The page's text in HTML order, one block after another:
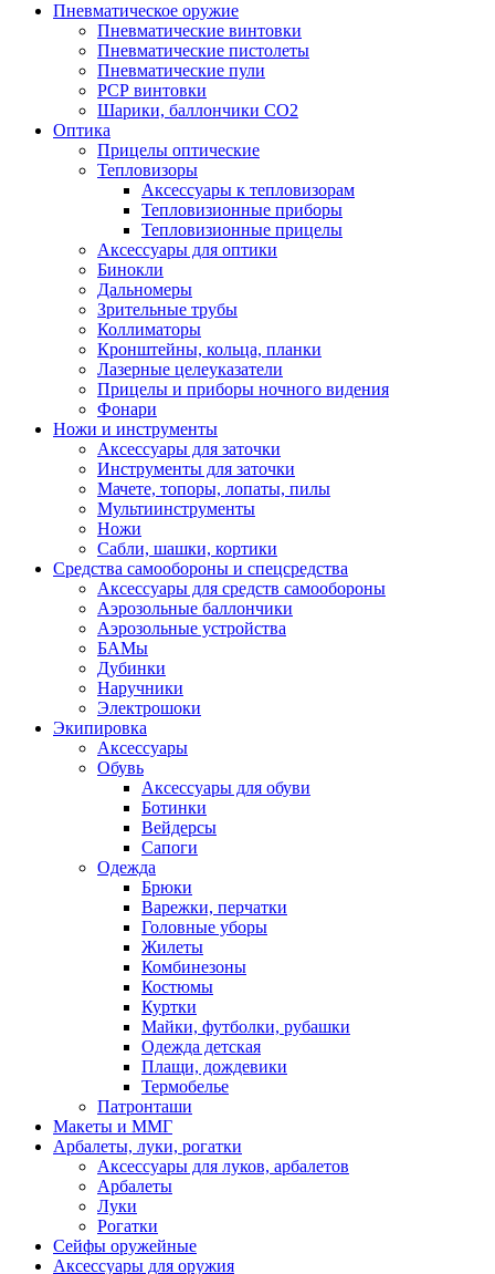
Пневматическое оружие
Пневматические винтовки
Пневматические пистолеты
Пневматические пули
РСР винтовки
Шарики, баллончики СО2
Оптика
Прицелы оптические
Тепловизоры
Аксессуары к тепловизорам
Тепловизионные приборы
Тепловизионные прицелы
Аксессуары для оптики
Бинокли
Дальномеры
Зрительные трубы
Коллиматоры
Кронштейны, кольца, планки
Лазерные целеуказатели
Прицелы и приборы ночного видения
Фонари
Ножи и инструменты
Аксессуары для заточки
Инструменты для заточки
Мачете, топоры, лопаты, пилы
Мультиинструменты
Ножи
Сабли, шашки, кортики
Средства самообороны и спецсредства
Аксессуары для средств самообороны
Аэрозольные баллончики
Аэрозольные устройства
БАМы
Дубинки
Наручники
Электрошоки
Экипировка
Аксессуары
Обувь
Аксессуары для обуви
Ботинки
Вейдерсы
Сапоги
Одежда
Брюки
Варежки, перчатки
Головные уборы
Жилеты
Комбинезоны
Костюмы
Куртки
Майки, футболки, рубашки
Одежда детская
Плащи, дождевики
Термобелье
Патронташи
Макеты и ММГ
Арбалеты, луки, рогатки
Аксессуары для луков, арбалетов
Арбалеты
Луки
Рогатки
Сейфы оружейные
Аксессуары для оружия